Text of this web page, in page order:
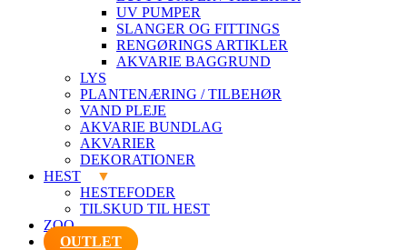
UV PUMPER
SLANGER OG FITTINGS
RENGØRINGS ARTIKLER
AKVARIE BAGGRUND
LYS
PLANTENÆRING / TILBEHØR
VAND PLEJE
AKVARIE BUNDLAG
AKVARIER
DEKORATIONER
HEST
HESTEFODER
TILSKUD TIL HEST
ZOO
OUTLET